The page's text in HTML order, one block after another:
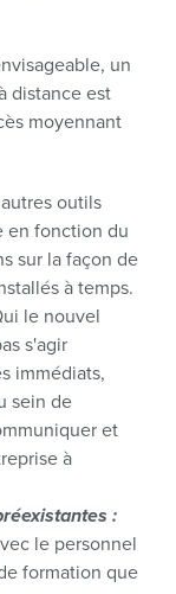
un
distance est
moyennant
outils
en fonction du
sur la façon de
à temps.
le nouvel
s'agir
immédiats,
sein de
et
à
:
le personnel
formation que